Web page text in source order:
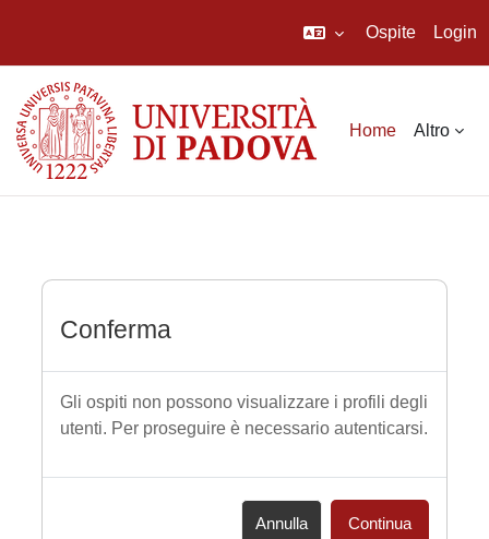
Ospite Login
Home Altro
Conferma
Gli ospiti non possono visualizzare i profili degli
utenti. Per proseguire è necessario autenticarsi.
Annulla Continua